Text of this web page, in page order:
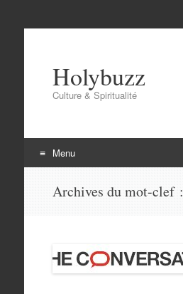
Holybuzz
Culture & Spiritualité
Menu
Archives du mot-clef :